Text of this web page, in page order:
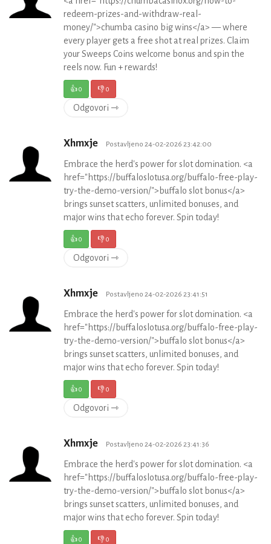
redeem-prizes-and-withdraw-real-
money/">chumba casino big wins</a> — where
every player gets a free shot at real prizes. Claim
your Sweeps Coins welcome bonus and spin the
reels now. Fun + rewards!
👍0 👎0
Odgovori ⇾
Xhmxje Postavljeno 24-02-2026 23:42:00
Embrace the herd's power for slot domination. <a
href="https://buffaloslotusa.org/buffalo-free-play-
try-the-demo-version/">buffalo slot bonus</a>
brings sunset scatters, unlimited bonuses, and
major wins that echo forever. Spin today!
👍0 👎0
Odgovori ⇾
Xhmxje Postavljeno 24-02-2026 23:41:51
Embrace the herd's power for slot domination. <a
href="https://buffaloslotusa.org/buffalo-free-play-
try-the-demo-version/">buffalo slot bonus</a>
brings sunset scatters, unlimited bonuses, and
major wins that echo forever. Spin today!
👍0 👎0
Odgovori ⇾
Xhmxje Postavljeno 24-02-2026 23:41:36
Embrace the herd's power for slot domination. <a
href="https://buffaloslotusa.org/buffalo-free-play-
try-the-demo-version/">buffalo slot bonus</a>
brings sunset scatters, unlimited bonuses, and
major wins that echo forever. Spin today!
👍0 👎0